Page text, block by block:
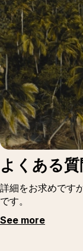
よくある質
詳細をお求めです
です。
See more